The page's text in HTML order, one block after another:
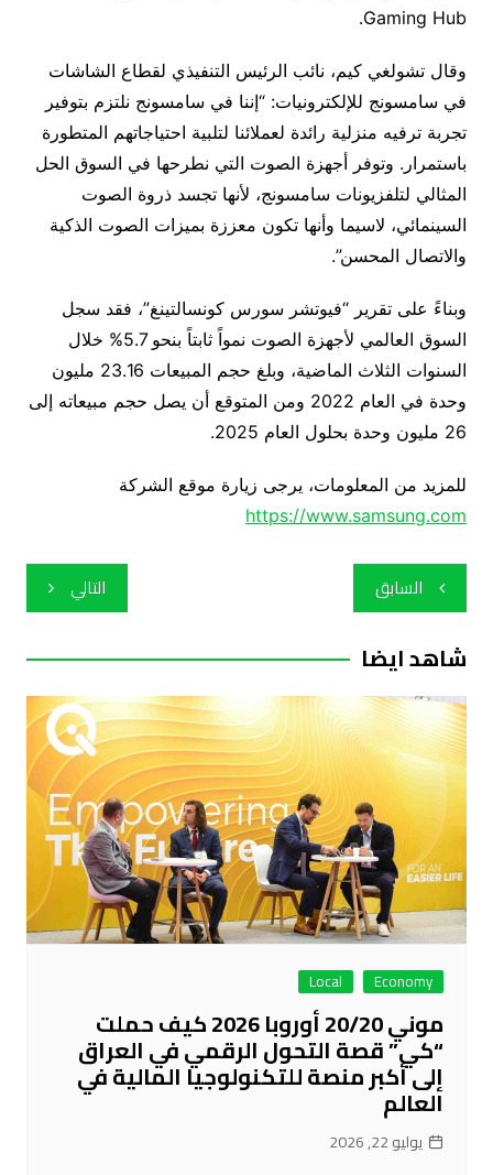
Gaming Hub.
وقال تشولغي كيم، نائب الرئيس التنفيذي لقطاع الشاشات
في سامسونج للإلكترونيات: “إننا في سامسونج نلتزم بتوفير
تجربة ترفيه منزلية رائدة لعملائنا لتلبية احتياجاتهم المتطورة
باستمرار. وتوفر أجهزة الصوت التي نطرحها في السوق الحل
المثالي لتلفزيونات سامسونج، لأنها تجسد ذروة الصوت
السينمائي، لاسيما وأنها تكون معززة بميزات الصوت الذكية
والاتصال المحسن”.
وبناءً على تقرير “فيوتشر سورس كونسالتينغ”، فقد سجل
السوق العالمي لأجهزة الصوت نمواً ثابتاً بنحو 5.7% خلال
السنوات الثلاث الماضية، وبلغ حجم المبيعات 23.16 مليون
وحدة في العام 2022 ومن المتوقع أن يصل حجم مبيعاته إلى
26 مليون وحدة بحلول العام 2025.
للمزيد من المعلومات، يرجى زيارة موقع الشركة
https://www.samsung.com
تصفّح
المقالات
السابق التالي
شاهد ايضا
Economy
Local
موني 20/20 أوروبا 2026 كيف حملت
“كي” قصة التحول الرقمي في العراق
إلى أكبر منصة للتكنولوجيا المالية في
العالم
يوليو 22, 2026